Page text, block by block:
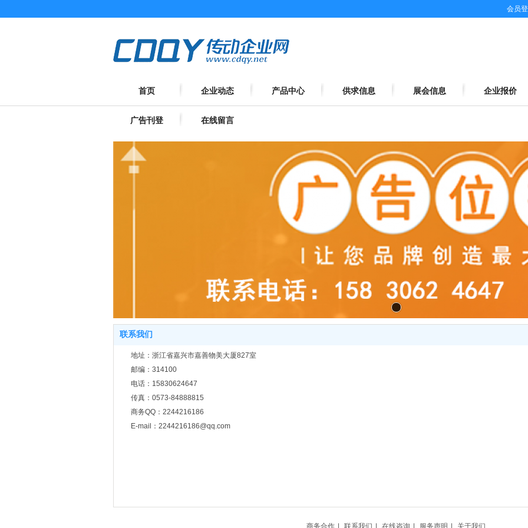
会员
首页 企业动态 产品中心 供求信息 展会信息 企业报价
广告刊登 在线留言
联系我们
地址：浙江省嘉兴市嘉善物美大厦827室
邮编：314100
电话：15830624647
传真：0573-84888815
商务QQ：2244216186
E-mail：2244216186@qq.com
商务合作 联系我们 在线咨询 服务声明 关于我们